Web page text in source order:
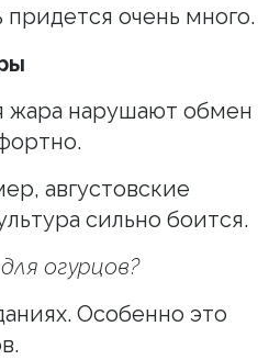
придется очень много.
жара нарушают обмен
августовские
сильно боится.
огурцов?
Особенно это